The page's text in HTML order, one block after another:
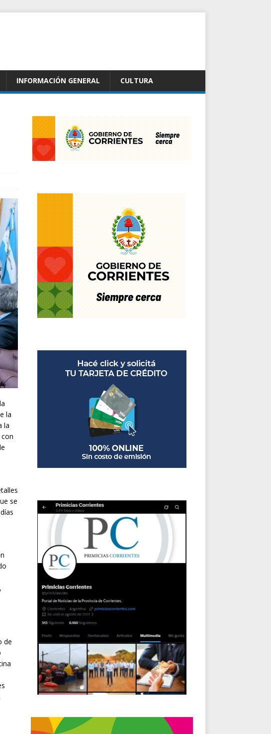
INFORMACIÓN GENERAL CULTURA
la
la
se
de